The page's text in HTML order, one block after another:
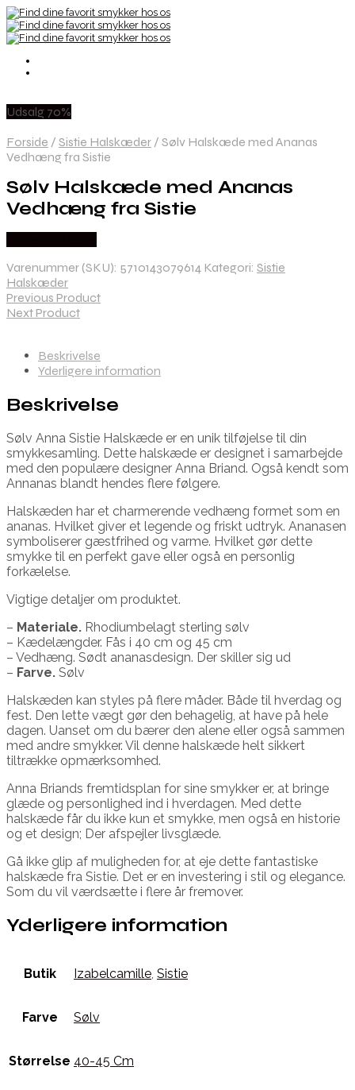
Udsalg 70%
Forside / Sistie Halskæder / Sølv Halskæde med Ananas
Vedhæng fra Sistie
Sølv Halskæde med Ananas
Vedhæng fra Sistie
Varenummer (SKU): 5710143079614 Kategori: Sistie
Halskæder
Previous Product
Next Product
Beskrivelse
Yderligere information
Beskrivelse
Sølv Anna Sistie Halskæde er en unik tilføjelse til din
smykkesamling. Dette halskæde er designet i samarbejde
med den populære designer Anna Briand. Også kendt som
Annanas blandt hendes flere følgere.
Halskæden har et charmerende vedhæng formet som en
ananas. Hvilket giver et legende og friskt udtryk. Ananasen
symboliserer gæstfrihed og varme. Hvilket gør dette
smykke til en perfekt gave eller også en personlig
forkælelse.
Vigtige detaljer om produktet.
– Materiale. Rhodiumbelagt sterling sølv
– Kædelængder. Fås i 40 cm og 45 cm
– Vedhæng. Sødt ananasdesign. Der skiller sig ud
– Farve. Sølv
Halskæden kan styles på flere måder. Både til hverdag og
fest. Den lette vægt gør den behagelig, at have på hele
dagen. Uanset om du bærer den alene eller også sammen
med andre smykker. Vil denne halskæde helt sikkert
tiltrække opmærksomhed.
Anna Briands fremtidsplan for sine smykker er, at bringe
glæde og personlighed ind i hverdagen. Med dette
halskæde får du ikke kun et smykke, men også en historie
og et design; Der afspejler livsglæde.
Gå ikke glip af muligheden for, at eje dette fantastiske
halskæde fra Sistie. Det er en investering i stil og elegance.
Som du vil værdsætte i flere år fremover.
Yderligere information
Butik Izabelcamille, Sistie
Farve Sølv
Størrelse 40-45 Cm